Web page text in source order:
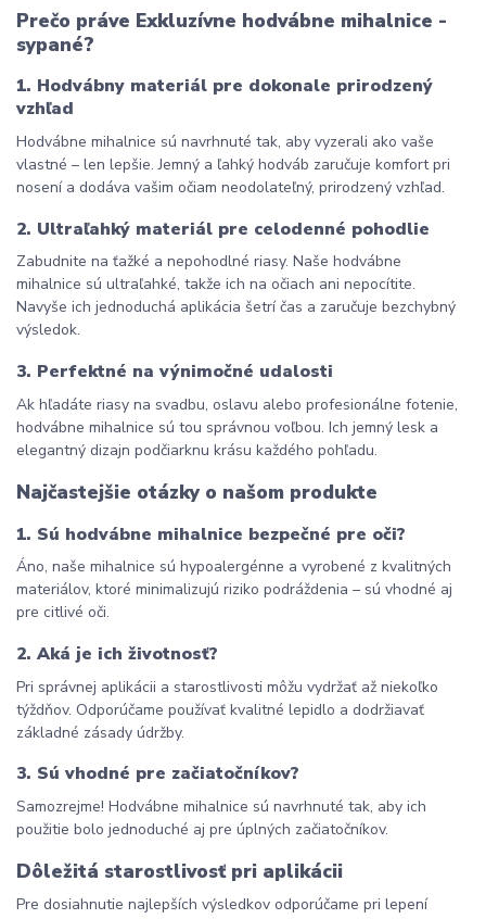
Prečo práve Exkluzívne hodvábne mihalnice -
sypané?
1. Hodvábny materiál pre dokonale prirodzený
vzhľad
Hodvábne mihalnice sú navrhnuté tak, aby vyzerali ako vaše
vlastné – len lepšie. Jemný a ľahký hodváb zaručuje komfort pri
nosení a dodáva vašim očiam neodolateľný, prirodzený vzhľad.
2. Ultraľahký materiál pre celodenné pohodlie
Zabudnite na ťažké a nepohodlné riasy. Naše hodvábne
mihalnice sú ultraľahké, takže ich na očiach ani nepocítite.
Navyše ich jednoduchá aplikácia šetrí čas a zaručuje bezchybný
výsledok.
3. Perfektné na výnimočné udalosti
Ak hľadáte riasy na svadbu, oslavu alebo profesionálne fotenie,
hodvábne mihalnice sú tou správnou voľbou. Ich jemný lesk a
elegantný dizajn podčiarknu krásu každého pohľadu.
Najčastejšie otázky o našom produkte
1. Sú hodvábne mihalnice bezpečné pre oči?
Áno, naše mihalnice sú hypoalergénne a vyrobené z kvalitných
materiálov, ktoré minimalizujú riziko podráždenia – sú vhodné aj
pre citlivé oči.
2. Aká je ich životnosť?
Pri správnej aplikácii a starostlivosti môžu vydržať až niekoľko
týždňov. Odporúčame používať kvalitné lepidlo a dodržiavať
základné zásady údržby.
3. Sú vhodné pre začiatočníkov?
Samozrejme! Hodvábne mihalnice sú navrhnuté tak, aby ich
použitie bolo jednoduché aj pre úplných začiatočníkov.
Dôležitá starostlivosť pri aplikácii
Pre dosiahnutie najlepších výsledkov odporúčame pri lepení